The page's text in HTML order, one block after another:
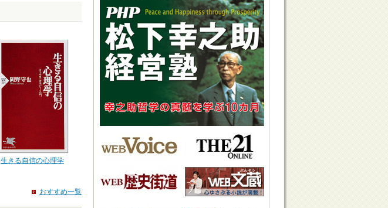
生きる自信の心理学
おすすめ一覧